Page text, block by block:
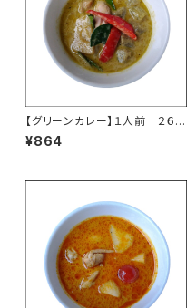
【グリーンカレー】１人前 ２６０
ｇ
¥864